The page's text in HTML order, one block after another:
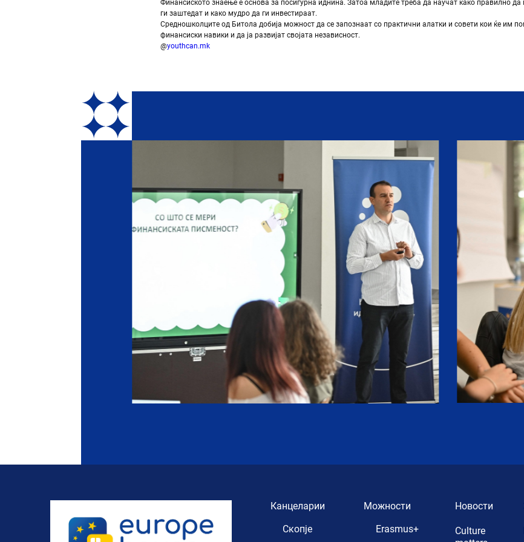
Финансиското знаење е основа за посигурна иднина. Затоа младите треба да научат како правилно да
ги заштедат и како мудро да ги инвестираат.
Средношколците од Битола добија можност да се запознаат со практични алатки и совети кои ќе им
финансиски навики и да ја развијат својата независност.
@youthcan.mk
Канцеларии
Скопје
Можности
Erasmus+
Новости
Culture